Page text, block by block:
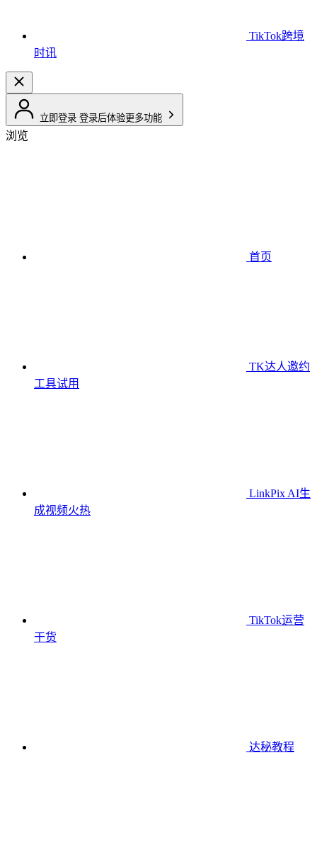
TikTok跨境
时讯
立即登录 登录后体验更多功能
浏览
首页
TK达人邀约
工具试用
LinkPix AI生
成视频火热
TikTok运营
干货
达秘教程